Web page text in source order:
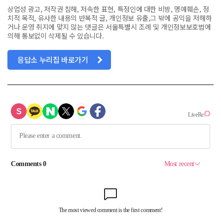
상업성 광고, 저작권 침해, 저속한 표현, 특정인에 대한 비방, 명예훼손, 정
치적 목적, 유사한 내용의 반복적 글, 개인정보 유출,그 밖에 공익을 저해하
거나 운영 취지에 맞지 않는 댓글은 서울특별시 조례 및 개인정보보호법에
의해 통보없이 삭제될 수 있습니다.
응답소 누리집 바로가기